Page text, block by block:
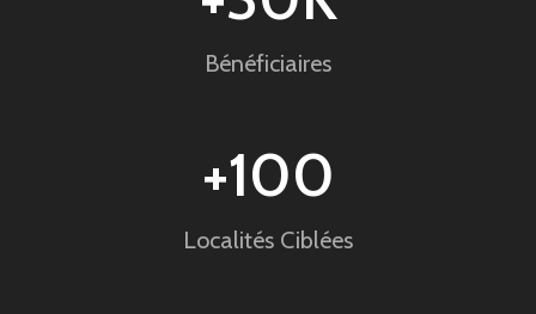
Bénéficiaires
+100
Localités Ciblées